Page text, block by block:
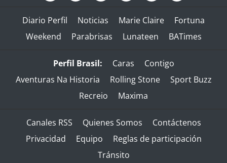
Diario Perfil Noticias Marie Claire
Fortuna
Weekend
Parabrisas Lunateen BATimes
Perfil Brasil: Caras
Contigo
Aventuras Na Historia
Rolling Stone
Sport Buzz
Recreio
Maxima
Canales RSS Quienes Somos
Contáctenos
Privacidad
Equipo
Reglas de participación
Tránsito